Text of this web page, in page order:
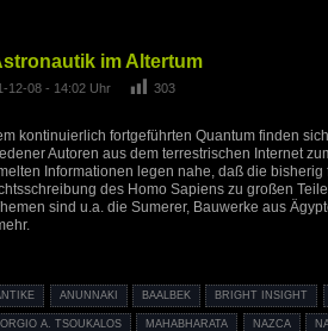
im Altertum
12-08 - 14:02 Uhr 303
kontinuierlich fortgeführten Quantum finden
Autoren aus dem terrestrischen Internet
Informationen legen nahe, daß die bisherig
des Homo Sapiens zu großen
sind u.a. die Sumerer, Bauwerke aus
ANUNNAKI BAALBEK BRIGHT INSIGHT
A. TSOUKALOS MAHABHARATA NAZCA